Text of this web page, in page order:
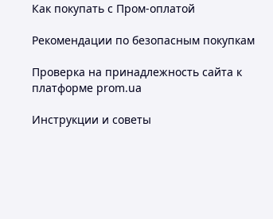
Как покупать с Пром-оплатой
Рекомендации по безопасным покупкам
Проверка на принадлежность сайта к
платформе prom.ua
Инструкции и советы